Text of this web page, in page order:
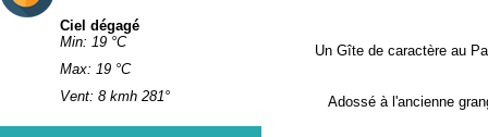
Un Gîte de caractère au
Adossé à l'ancienne
Ciel dégagé
Min: 19 °C
Max: 19 °C
Vent: 8 kmh 281°